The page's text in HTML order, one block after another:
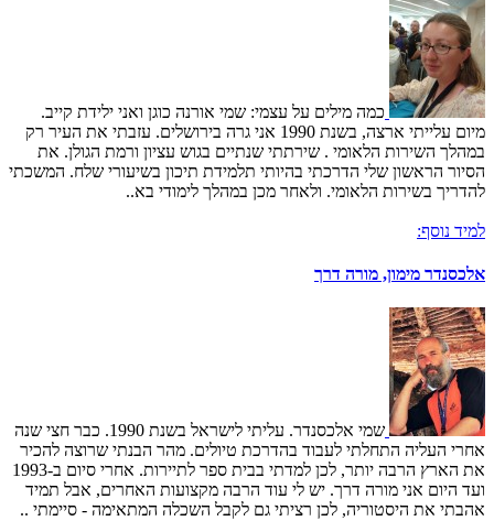
כמה מילים על עצמי: שמי אורנה כוגן ואני ילידת קייב.
מיום עלייתי ארצה, בשנת 1990 אני גרה בירושלים. עזבתי את העיר רק
במהלך השירות הלאומי . שירתתי שנתיים בגוש עציון ורמת הגולן. את
הסיור הראשון שלי הדרכתי בהיותי תלמידת תיכון בשיעורי שלח. המשכתי
להדריך בשירות הלאומי. ולאחר מכן במהלך לימודי בא..
למיד נוסף:
אלכסנדר מימון, מורה דרך
שמי אלכסנדר. עליתי לישראל בשנת 1990. כבר חצי שנה
אחרי העליה התחלתי לעבוד בהדרכת טיולים. מהר הבנתי שרוצה להכיר
את הארץ הרבה יותר, לכן למדתי בבית ספר לתיירות. אחרי סיום ב-1993
ועד היום אני מורה דרך. יש לי עוד הרבה מקצועות האחרים, אבל תמיד
אהבתי את היסטוריה, לכן רציתי גם לקבל השכלה המתאימה - סיימתי ..